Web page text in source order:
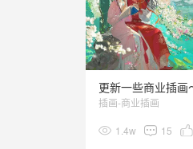
插画-商业插画
1.4w 15